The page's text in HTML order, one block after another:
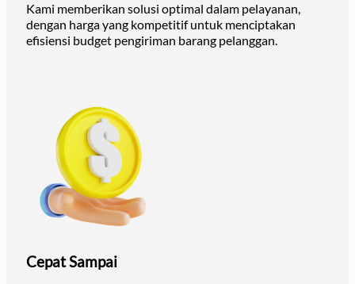
Kami memberikan solusi optimal dalam pelayanan,
dengan harga yang kompetitif untuk menciptakan
efisiensi budget pengiriman barang pelanggan.
Cepat Sampai